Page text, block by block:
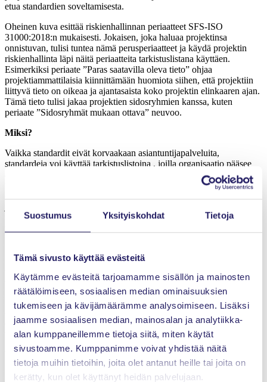
Suostumus Yksityiskohdat Tietoja
Tämä sivusto käyttää evästeitä
Käytämme evästeitä tarjoamamme sisällön ja mainosten
räätälöimiseen, sosiaalisen median ominaisuuksien
tukemiseen ja kävijämäärämme analysoimiseen. Lisäksi
jaamme sosiaalisen median, mainosalan ja analytiikka-
alan kumppaneillemme tietoja siitä, miten käytät
sivustoamme. Kumppanimme voivat yhdistää näitä
tietoja muihin tietoihin, joita olet antanut heille tai joita on
kerätty, kun olet käyttänyt heidän palvelujaan.
etua standardien soveltamisesta.
Oheinen kuva esittää riskienhallinnan periaatteet SFS-ISO
31000:2018:n mukaisesti. Jokaisen, joka haluaa projektinsa
onnistuvan, tulisi tuntea nämä perusperiaatteet ja käydä projektin
riskienhallinta läpi näitä periaatteita tarkistuslistana käyttäen.
Esimerkiksi periaate ”Paras saatavilla oleva tieto” ohjaa
projektiammattilaisia kiinnittämään huomiota siihen, että projektiin
liittyvä tieto on oikeaa ja ajantasaista koko projektin elinkaaren ajan.
Tämä tieto tulisi jakaa projektien sidosryhmien kanssa, kuten
periaate ”Sidosryhmät mukaan ottava” neuvoo.
Miksi?
Vaikka standardit eivät korvaakaan asiantuntijapalveluita,
standardeja voi käyttää tarkistuslistoina , joilla organisaatio pääsee
alkuun: olemmeko me muistaneet hoitaa tämän? Jos emme, mitä
teemme seuraavaksi ja milloin, miten, ja kuka siitä vastaa? Jos
perusselvitystyöstä, tarvittavan asiantuntijapalvelun määrä ja hinta
ilmaisutavan johdosta. Tämä on käytännön sanelema tilanne, jotta
organisaatiossa tahansa. Standardin tarjoaman yleisohjeistuksen
pohjalle organisaation on hyvä rakentaa oma toimintamallinsa.
Ilahduttavia esimerkkejä välittömästi sovellettavista konkreettisista
ohjeistakin on: standardi SFS-ISO 31022:2022 tarjoaa liitteissään
ohjeita, malleja, riskienhallinnan lokeja, rekistereitä ja
tarkistuslistoja.
Yhteenveto
Projekteihin liittyy valtaisa määrä erilaisia riskejä. Niitä täytyy